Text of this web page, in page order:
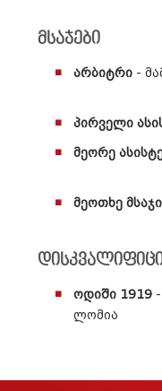
მსაჯები
არბიტრი -
პირველი
მეორე
მეოთხე მსაჯი
ოდიში 1919
ლომია